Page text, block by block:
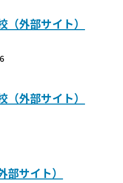
外部サイト）
外部サイト）
サイト）